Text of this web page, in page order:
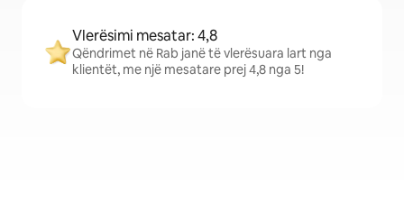
Vlerësimi mesatar: 4,8
Qëndrimet në Rab janë të vlerësuara lart nga
klientët, me një mesatare prej 4,8 nga 5!